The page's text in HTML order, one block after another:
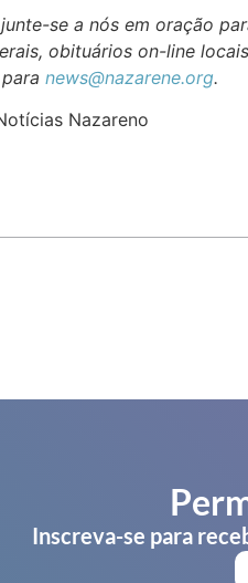
se a nós em oração
obituários on-line
news@nazarene.org.
Nazareno
Inscreva-se para